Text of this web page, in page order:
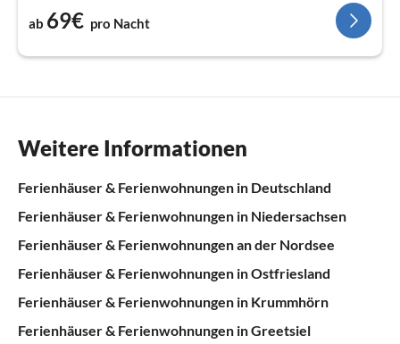
ab 69€ pro Nacht
Weitere Informationen
Ferienhäuser & Ferienwohnungen in Deutschland
Ferienhäuser & Ferienwohnungen in Niedersachsen
Ferienhäuser & Ferienwohnungen an der Nordsee
Ferienhäuser & Ferienwohnungen in Ostfriesland
Ferienhäuser & Ferienwohnungen in Krummhörn
Ferienhäuser & Ferienwohnungen in Greetsiel